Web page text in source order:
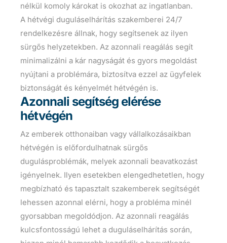
nélkül komoly károkat is okozhat az ingatlanban.
A hétvégi duguláselhárítás szakemberei 24/7
rendelkezésre állnak, hogy segítsenek az ilyen
sürgős helyzetekben. Az azonnali reagálás segít
minimalizálni a kár nagyságát és gyors megoldást
nyújtani a problémára, biztosítva ezzel az ügyfelek
biztonságát és kényelmét hétvégén is.
Azonnali segítség elérése
hétvégén
Az emberek otthonaiban vagy vállalkozásaikban
hétvégén is előfordulhatnak sürgős
dugulásproblémák, melyek azonnali beavatkozást
igényelnek. Ilyen esetekben elengedhetetlen, hogy
megbízható és tapasztalt szakemberek segítségét
lehessen azonnal elérni, hogy a probléma minél
gyorsabban megoldódjon. Az azonnali reagálás
kulcsfontosságú lehet a duguláselhárítás során,